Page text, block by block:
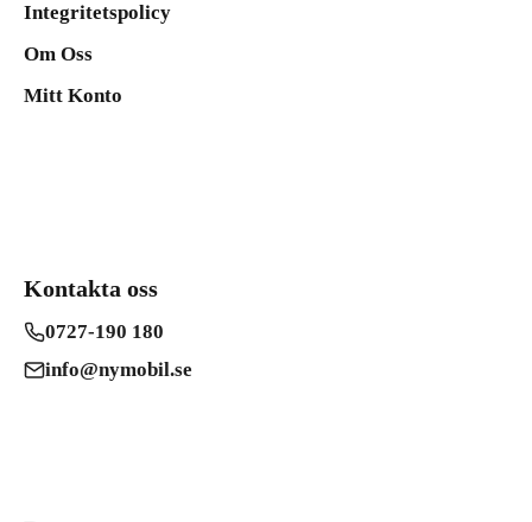
Integritetspolicy
Om Oss
Mitt Konto
Kontakta oss
0727-190 180
info@nymobil.se